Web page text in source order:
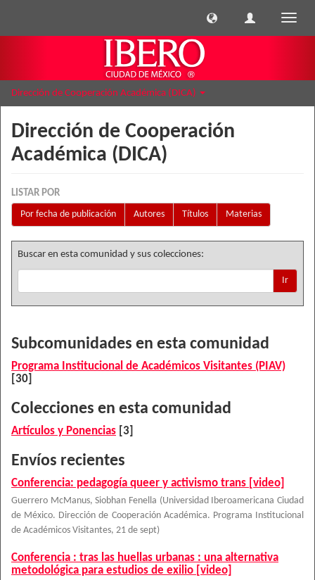
Dirección de Cooperación Académica (DICA)
Dirección de Cooperación
Académica (DICA)
LISTAR POR
Por fecha de publicación
Autores Títulos Materias
Buscar en esta comunidad y sus colecciones:
Ir
Subcomunidades en esta comunidad
Programa Institucional de Académicos Visitantes (PIAV)
[30]
Colecciones en esta comunidad
Artículos y Ponencias [3]
Envíos recientes
Conferencia: pedagogía queer y activismo trans [video]
Guerrero McManus, Siobhan Fenella (Universidad Iberoamericana Ciudad
de México. Dirección de Cooperación Académica. Programa Institucional
de Académicos Visitantes, 21 de sept)
Conferencia : tras las huellas urbanas : una alternativa
metodológica para estudios de exilio [video]